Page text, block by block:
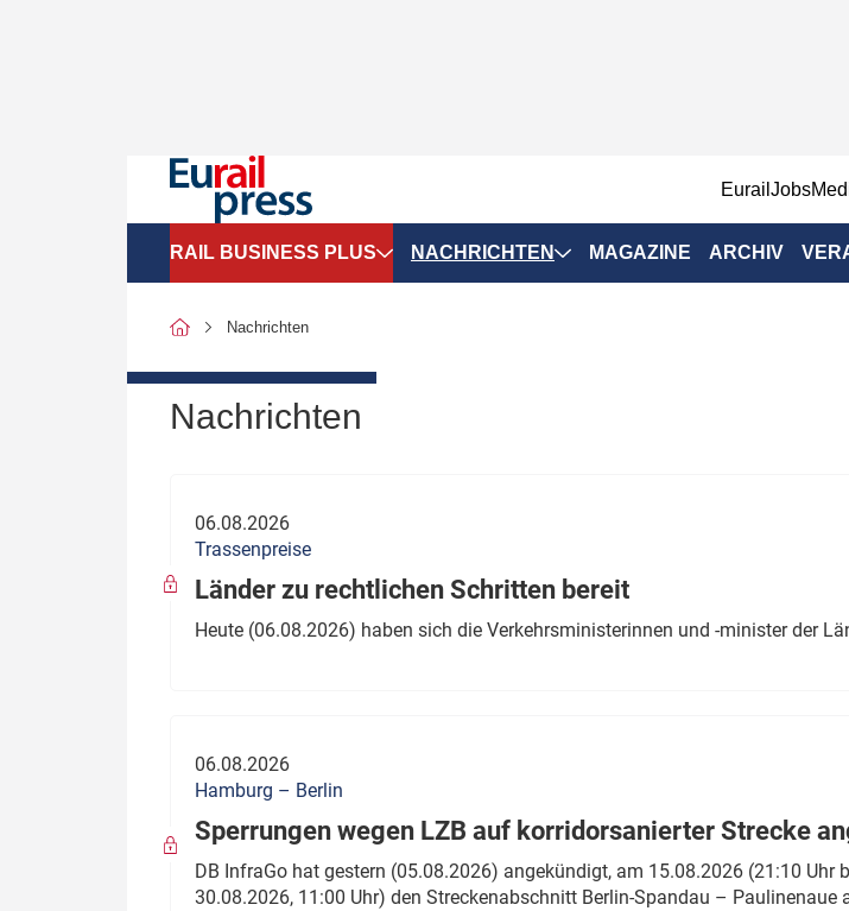
EurailJobs
RAIL BUSINESS PLUS
SPNV-Marktdaten
Politik
wen?
Thema des Monats
Dossier: Generalsanierung
Dossier: ETCS
NACHRICHTEN MAGAZINE ARCHIV
Nachrichten
Nachrichten
06.08.2026
Trassenpreise
Länder zu rechtlichen Schritten bereit
Heute (06.08.2026) haben sich die Verkehrsministerinnen und -minister der
06.08.2026
Hamburg – Berlin
Sperrungen wegen LZB auf korridorsanierter Strecke
DB InfraGo hat gestern (05.08.2026) angekündigt, am 15.08.2026 (21:10
30.08.2026, 11:00 Uhr) den Streckenabschnitt Berlin-Spandau –